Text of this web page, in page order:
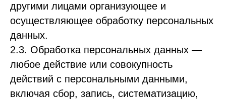
другими лицами организующее и
осуществляющее обработку персональных
данных.
2.3. Обработка персональных данных —
любое действие или совокупность
действий с персональными данными,
включая сбор, запись, систематизацию,